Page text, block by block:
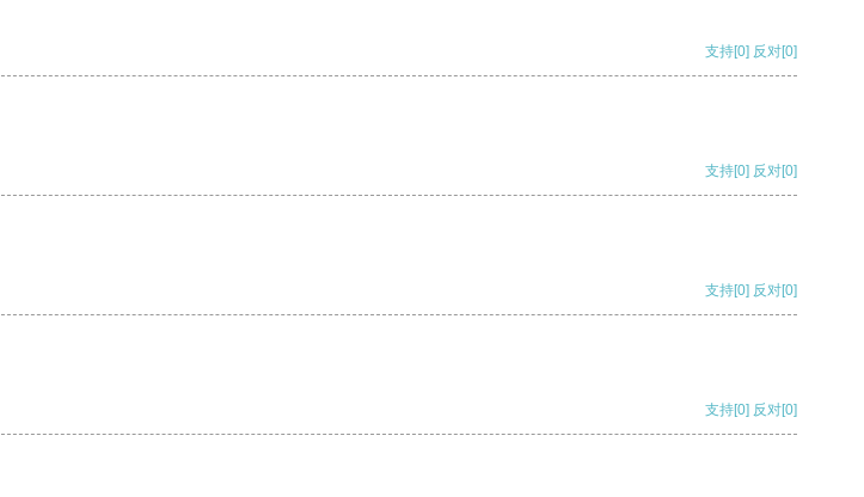
支持[0] 反对[0]
支持[0] 反对[0]
支持[0] 反对[0]
支持[0] 反对[0]